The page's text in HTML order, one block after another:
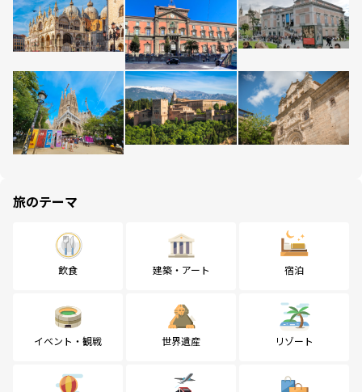
旅のテーマ
飲食 建築・アート 宿泊
イベント・観戦 世界遺産 リゾート